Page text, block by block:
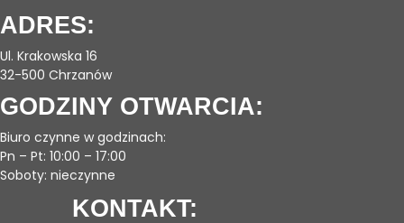
ADRES:
Ul. Krakowska 16
32-500 Chrzanów
GODZINY OTWARCIA:
Biuro czynne w godzinach:
Pn – Pt: 10:00 – 17:00
Soboty: nieczynne
KONTAKT: